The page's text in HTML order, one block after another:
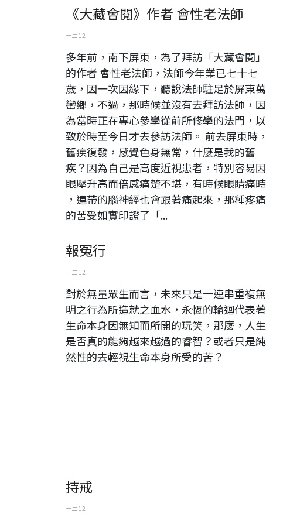
《大藏會閱》作者 會性老法師
十二 12
多年前，南下屏東，為了拜訪「大藏會閱」
的作者 會性老法師，法師今年業已七十七
歲，因一次因緣下，聽說法師駐足於屏東萬
巒鄉，不過，那時候並沒有去拜訪法師，因
為當時正在專心參學從前所修學的法門，以
致於時至今日才去參訪法師。 前去屏東時，
舊疾復發，感覺色身無常，什麼是我的舊
疾？因為自己是高度近視患者，特別容易因
眼壓升高而倍感痛楚不堪，有時候眼睛痛時
，連帶的腦神經也會跟著痛起來，那種疼痛
的苦受如實印證了「...
報冤行
十二 12
對於無量眾生而言，未來只是一連串重複無
明之行為所造就之血水，永恆的輪迴代表著
生命本身因無知而所開的玩笑，那麼，人生
是否真的能夠越來越過的睿智？或者只是純
然性的去輕視生命本身所受的苦？
持戒
十二 12